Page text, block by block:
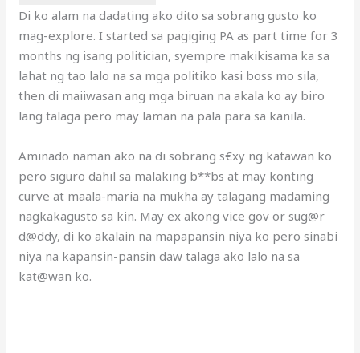
Di ko alam na dadating ako dito sa sobrang gusto ko
mag-explore. I started sa pagiging PA as part time for 3
months ng isang politician, syempre makikisama ka sa
lahat ng tao lalo na sa mga politiko kasi boss mo sila,
then di maiiwasan ang mga biruan na akala ko ay biro
lang talaga pero may laman na pala para sa kanila.
Aminado naman ako na di sobrang s€xy ng katawan ko
pero siguro dahil sa malaking b**bs at may konting
curve at maala-maria na mukha ay talagang madaming
nagkakagusto sa kin. May ex akong vice gov or sug@r
d@ddy, di ko akalain na mapapansin niya ko pero sinabi
niya na kapansin-pansin daw talaga ako lalo na sa
kat@wan ko.